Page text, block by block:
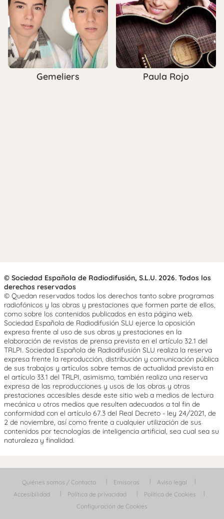
Gemeliers Paula Rojo
© Sociedad Española de Radiodifusión, S.L.U. 2026. Todos los
derechos reservados
© Quedan reservados todos los derechos tanto sobre programas
radiofónicos y las obras y prestaciones que formen parte de ellos,
como sobre los contenidos publicados en esta página web.
Sociedad Española de Radiodifusión SLU ejerce la oposición
expresa frente al uso de sus obras y prestaciones en la
elaboración de revistas de prensa prevista en el artículo 32.1 del
TRLPI. Sociedad Española de Radiodifusión SLU realiza la reserva
expresa frente la reproducción, distribución y comunicación pública
de sus trabajos y artículos sobre temas de actualidad prevista en
el artículo 33.1 del TRLPI, asimismo, también realiza una reserva
expresa de las reproducciones y usos de las obras y otras
prestaciones accesibles desde este sitio web a medios de lectura
mecánica u otros medios que resulten adecuados a tal fin de
conformidad con el artículo 67.3 del Real Decreto - ley 24/2021, de
2 de noviembre, así como frente a cualquier utilización de sus
contenidos por tecnologías de inteligencia artificial, sea cual sea su
naturaleza y finalidad.
Quiénes somos / Contacta Emisoras
Aviso legal
Accesibilidad
Política de privacidad
Política de Cookies
Configuración de Cookies